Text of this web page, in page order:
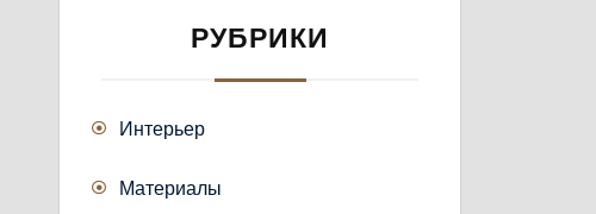
РУБРИКИ
Интерьер
Материалы